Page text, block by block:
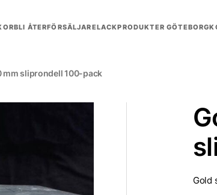
BLI ÅTERFÖRSÄLJARELACKPRODUKTER GÖTEBORG
mm sliprondell 100-pack
Gold